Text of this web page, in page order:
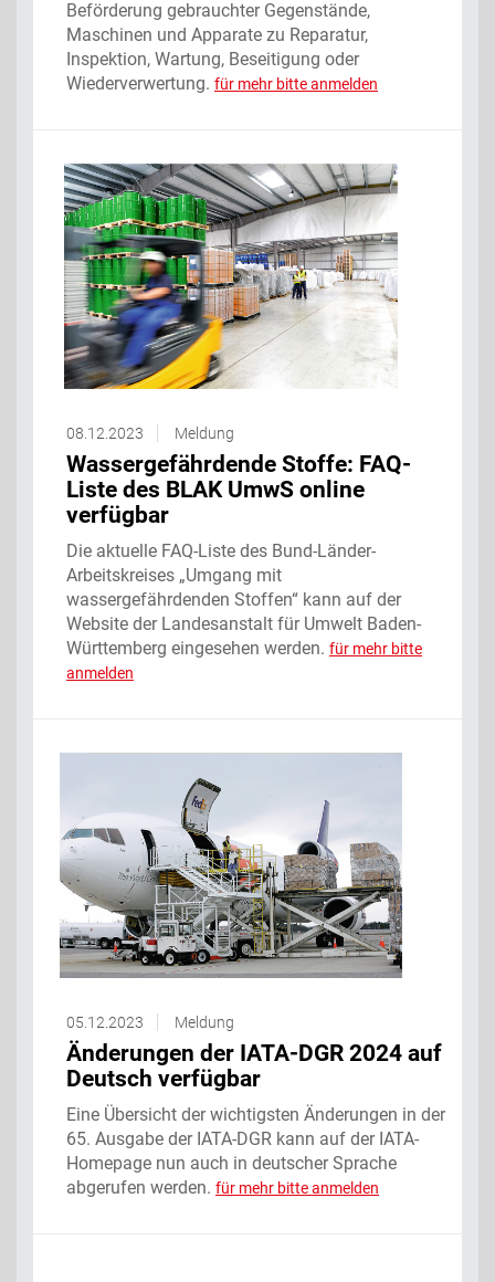
Beförderung gebrauchter Gegenstände,
Maschinen und Apparate zu Reparatur,
Inspektion, Wartung, Beseitigung oder
Wiederverwertung. für mehr bitte anmelden
08.12.2023 Meldung
Wassergefährdende Stoffe: FAQ-
Liste des BLAK UmwS online
verfügbar
Die aktuelle FAQ-Liste des Bund-Länder-
Arbeitskreises „Umgang mit
wassergefährdenden Stoffen“ kann auf der
Website der Landesanstalt für Umwelt Baden-
Württemberg eingesehen werden. für mehr bitte
anmelden
05.12.2023 Meldung
Änderungen der IATA-DGR 2024 auf
Deutsch verfügbar
Eine Übersicht der wichtigsten Änderungen in der
65. Ausgabe der IATA-DGR kann auf der IATA-
Homepage nun auch in deutscher Sprache
abgerufen werden. für mehr bitte anmelden